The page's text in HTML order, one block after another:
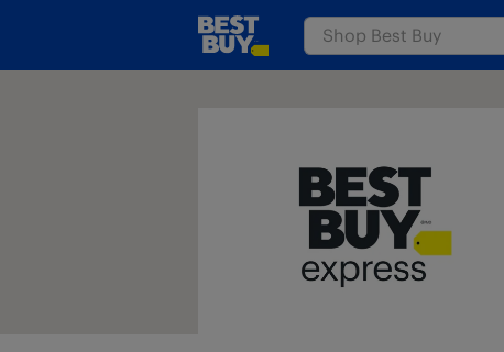
www.bestbuy.ca